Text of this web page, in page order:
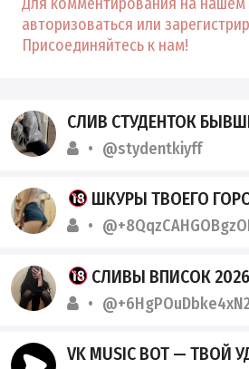
авторизоваться или
Присоединяйтесь к нам!
СЛИВ СТУДЕНТОК
@stydentkiyff
ШКУРЫ ТВОЕГО
СЛИВЫ ВПИСОК 2026 |
VK MUSIC BOT — ТВОЙ